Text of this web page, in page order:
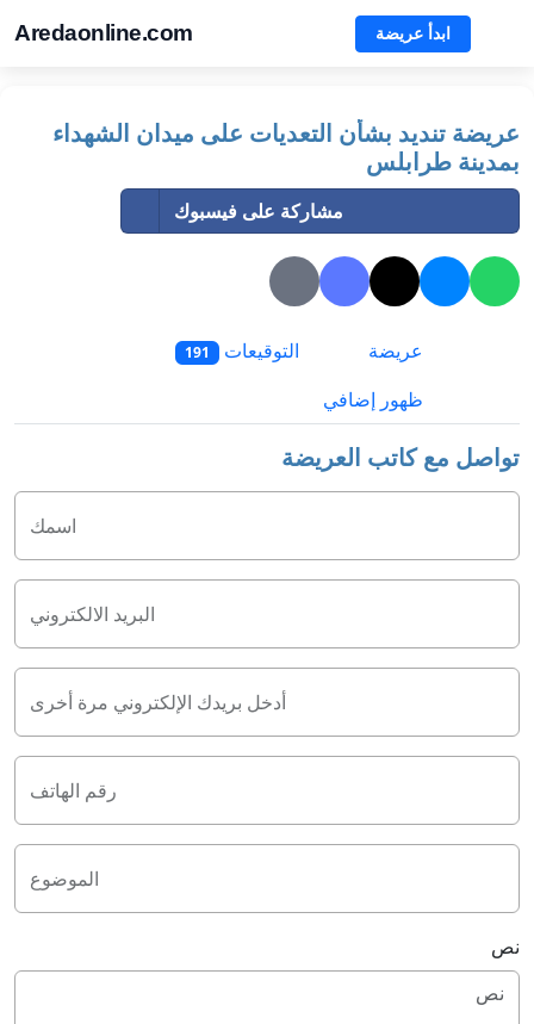
Aredaonline.com ابدأ عريضة
عريضة تنديد بشأن التعديات على ميدان الشهداء
بمدينة طرابلس
مشاركة على فيسبوك
عريضة التوقيعات 191
ظهور إضافي
تواصل مع كاتب العريضة
اسمك
البريد الالكتروني
أدخل بريدك الإلكتروني مرة أخرى
رقم الهاتف
الموضوع
نص